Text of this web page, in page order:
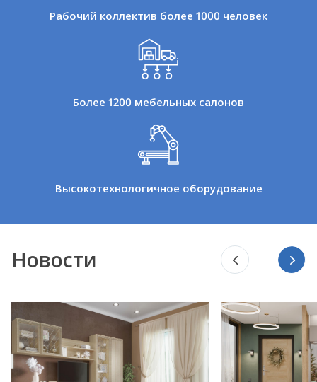
Рабочий коллектив более 1000 человек
Более 1200 мебельных салонов
Высокотехнологичное оборудование
Новости